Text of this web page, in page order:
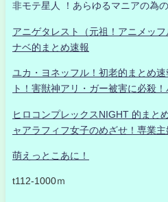
非モテ星人 ！あらゆるマニアの為
アニゲタレスト（元祖！アニメッ
ナベ的まとめ速報
ユカ・ヨネッフル！初老的まとめ
ト！害獣神アリ・ガー被害に必殺
ヒロコンプレックスNIGHT 的まと
ャアラフィフ女子のめざせ！専業
萌えっとこあに！
t112-1000ｍ